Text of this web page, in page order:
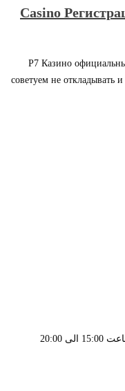
Casino
Р7 Казино
советуем не откладывать